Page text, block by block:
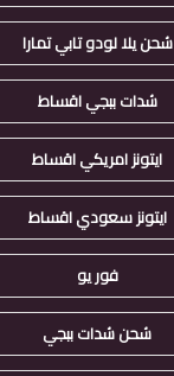
شحن يلا لودو تابي تمارا
شدات ببجي اقساط
ايتونز امريكي اقساط
ايتونز سعودي اقساط
فور يو
شحن شدات ببجي